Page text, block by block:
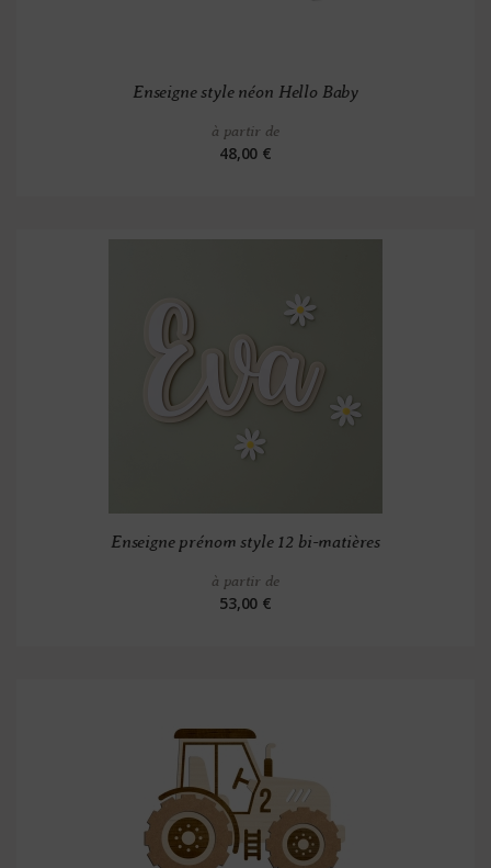
Enseigne style néon Hello Baby
à partir de
48,00 €
Enseigne prénom style 12 bi-matières
à partir de
53,00 €